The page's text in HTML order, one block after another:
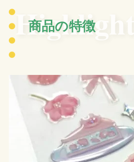
Highlights
商品の特徴